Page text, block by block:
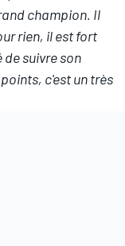
champion. Il
rien, il est fort
suivre son
c'est un très